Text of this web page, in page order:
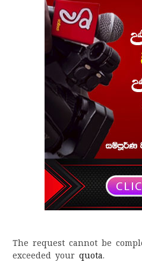
The request cannot be
exceeded your quota.